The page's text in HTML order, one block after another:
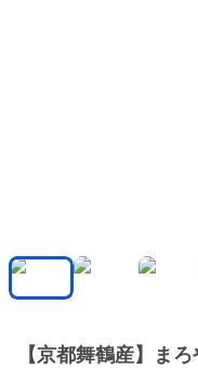
【京都舞鶴産】ま